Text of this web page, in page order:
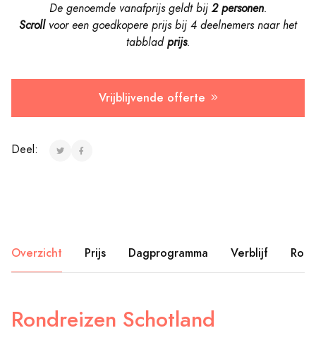
De genoemde vanafprijs geldt bij 2 personen.
Scroll voor een goedkopere prijs bij 4 deelnemers naarhet
tabblad prijs.
Vrijblijvende offerte
Deel:
Overzicht Prijs Dagprogramma Verblijf
Rondreizen Schotland